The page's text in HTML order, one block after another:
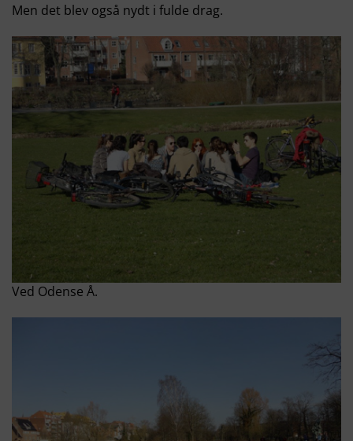
Men det blev også nydt i fulde drag.
Ved Odense Å.